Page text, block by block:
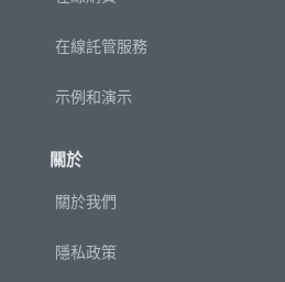
在線託管服務
示例和演示
關於
關於我們
隱私政策